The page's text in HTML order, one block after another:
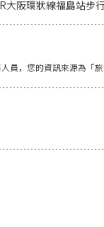
大阪環狀線福島站步
員，您的資訊來源為「旅